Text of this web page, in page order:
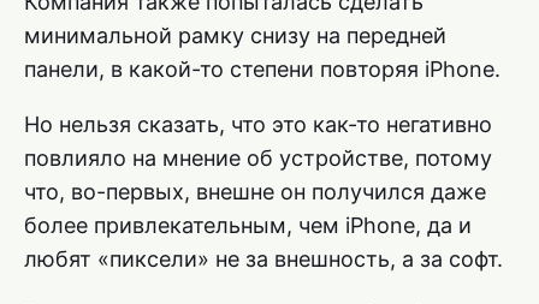
минимальной рамку снизу на передней
панели, в какой-то степени повторяя iPhone.
Но нельзя сказать, что это как-то негативно
повлияло на мнение об устройстве, потому
что, во-первых, внешне он получился даже
более привлекательным, чем iPhone, да и
любят «пиксели» не за внешность, а за софт.